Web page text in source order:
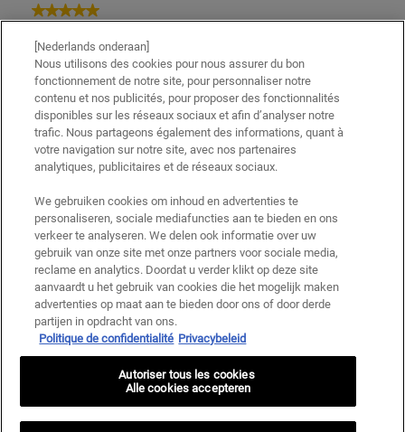
[Nederlands onderaan]
Nous utilisons des cookies pour nous assurer du bon
fonctionnement de notre site, pour personnaliser notre
contenu et nos publicités, pour proposer des fonctionnalités
disponibles sur les réseaux sociaux et afin d’analyser notre
trafic. Nous partageons également des informations, quant à
votre navigation sur notre site, avec nos partenaires
analytiques, publicitaires et de réseaux sociaux.
We gebruiken cookies om inhoud en advertenties te
personaliseren, sociale mediafuncties aan te bieden en ons
verkeer te analyseren. We delen ook informatie over uw
gebruik van onze site met onze partners voor sociale media,
reclame en analytics. Doordat u verder klikt op deze site
aanvaardt u het gebruik van cookies die het mogelijk maken
advertenties op maat aan te bieden door ons of door derde
partijen in opdracht van ons.
Politique de confidentialité Privacybeleid
Autoriser tous les cookies
Alle cookies accepteren